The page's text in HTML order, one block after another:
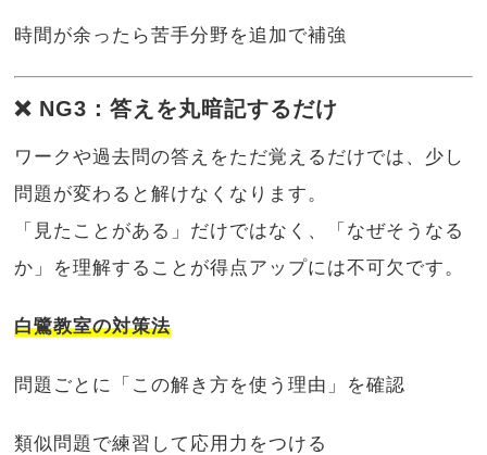
時間が余ったら苦手分野を追加で補強
❌ NG3：答えを丸暗記するだけ
ワークや過去問の答えをただ覚えるだけでは、少し
問題が変わると解けなくなります。
「見たことがある」だけではなく、「なぜそうなる
か」を理解することが得点アップには不可欠です。
白鷺教室の対策法
問題ごとに「この解き方を使う理由」を確認
類似問題で練習して応用力をつける